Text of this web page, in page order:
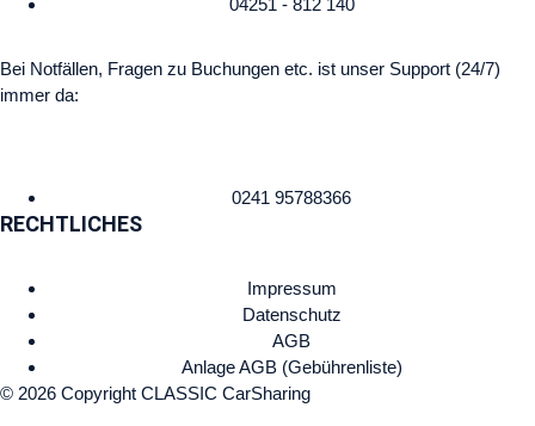
04251 - 812 140
Bei Notfällen, Fragen zu Buchungen etc. ist unser Support (24/7)
immer da:
0241 95788366
RECHTLICHES
Impressum
Datenschutz
AGB
Anlage AGB (Gebührenliste)
© 2026 Copyright CLASSIC CarSharing